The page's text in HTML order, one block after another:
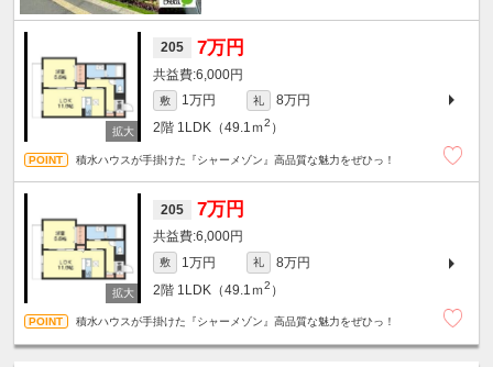
205 7万円
6,000円
敷 1万円 礼
8万円
2階 1LDK（49.1ｍ2 ）
積水ハウスが手掛けた『シャーメゾン』高品質な魅力をぜひっ！
205 7万円
6,000円
敷 1万円 礼
8万円
2階 1LDK（49.1ｍ2 ）
積水ハウスが手掛けた『シャーメゾン』高品質な魅力をぜひっ！